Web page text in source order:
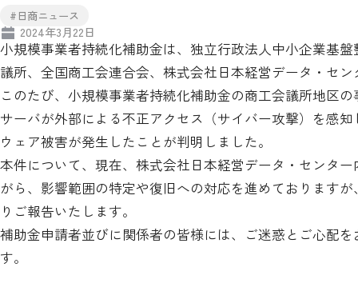
#日商ニュース
2024年3月22日
小規模事業者持続化補助金は、独立行政法人中小企業基
議所、全国商工会連合会、株式会社日本経営データ・セ
このたび、小規模事業者持続化補助金の商工会議所地区
サーバが外部による不正アクセス（サイバー攻撃）を感
ウェア被害が発生したことが判明しました。
本件について、現在、株式会社日本経営データ・センタ
がら、影響範囲の特定や復旧への対応を進めております
りご報告いたします。
補助金申請者並びに関係者の皆様には、ご迷惑とご心配
す。